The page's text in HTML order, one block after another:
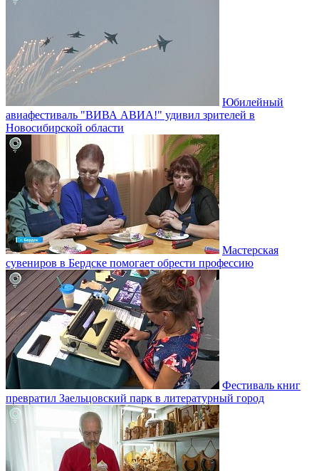
Юбилейный
авиафестиваль "ВИВА АВИА!" удивил зрителей в
Новосибирской области
Мастерская
сувениров в Бердске помогает обрести профессию
Фестиваль книг
превратил Заельцовский парк в литературный город